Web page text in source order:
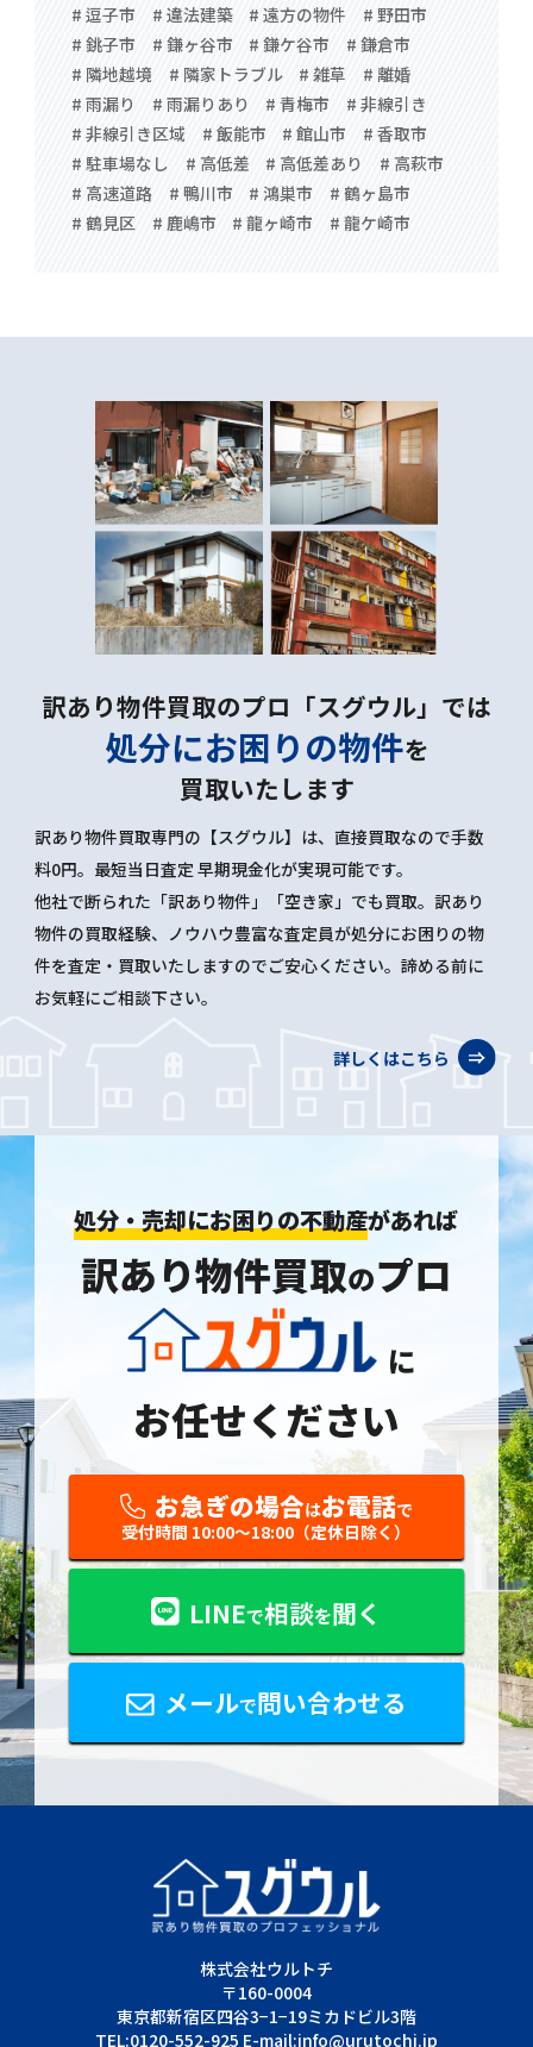
# 逗子市
# 違法建築 # 遠方の物件
# 野田市
# 銚子市
# 鎌ヶ谷市 # 鎌ケ谷市
# 鎌倉市
# 隣地越境
# 隣家トラブル # 雑草
# 離婚
# 雨漏り
# 雨漏りあり # 青梅市
# 非線引き
# 非線引き区域
# 飯能市 # 館山市
# 香取市
# 駐車場なし
# 高低差 # 高低差あり
# 高萩市
# 高速道路
# 鴨川市 # 鴻巣市
# 鶴ヶ島市
# 鶴見区
# 鹿嶋市 # 龍ヶ崎市 # 龍ケ崎市
訳あり物件買取のプロ「スグウル」では
処分にお困りの物件を
買取いたします
訳あり物件買取専門の【スグウル】は、直接買取なので手数
料0円。最短当日査定 早期現金化が実現可能です。
他社で断られた「訳あり物件」「空き家」でも買取。訳あり
物件の買取経験、ノウハウ豊富な査定員が処分にお困りの物
件を査定・買取いたしますのでご安心ください。諦める前に
お気軽にご相談下さい。
詳しくはこちら
処分・売却にお困りの不動産があれば
訳あり物件買取のプロ
に
お任せください
お急ぎの場合はお電話で
受付時間 10:00〜18:00（定休日除く）
LINEで相談を聞く
メールで問い合わせる
株式会社ウルトチ
〒160-0004
東京都新宿区四谷3−1−19ミカドビル3階
TEL:0120-552-925 E-mail:info@urutochi.jp